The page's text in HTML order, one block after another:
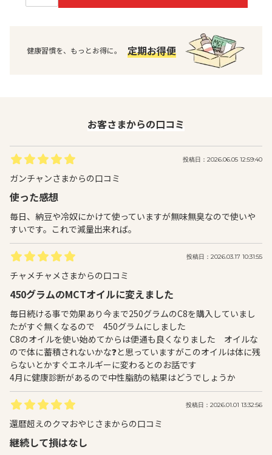
健康習慣を、もっとお得に。 定期お得便
お客さまからの口コミ
投稿日：2026.06.05 12:59:40
ガンチャンさまからの口コミ
使った感想
毎日、納豆や冷奴にかけて使っていますが無味無臭なので使いや
すいです。これで減量出来れば。
投稿日：2026.03.17 10:31:55
チャメチャメさまからの口コミ
450グラムのMCTオイルに変えました
毎日続ける事で効果あり今まで250グラムのC8を購入していまし
たがすぐ無くなるので 450グラムにしました
C8のオイルを使い始めてからは便通も良くなりました オイルな
ので体に蓄積されないかな❓️と思っていますがこのオイルは体に残
らないとかすぐエネルギーに変わるとのお話です
4月に健康診断があるので中性脂肪の結果はどうでしょうか
投稿日：2026.01.01 13:32:56
還暦超えのクマおやじさまからの口コミ
継続して損はなし